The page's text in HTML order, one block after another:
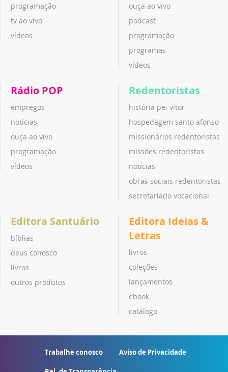
programação
tv ao vivo
vídeos
ouça ao vivo
podcast
programação
programas
vídeos
Rádio POP
empregos
notícias
ouça ao vivo
programação
vídeos
Redentoristas
história pe. vitor
hospedagem santo afonso
missionários redentoristas
missões redentoristas
notícias
obras sociais redentoristas
secretariado vocacional
Editora Santuário
bíblias
deus conosco
livros
outros produtos
Editora Ideias &
Letras
livros
coleções
lançamentos
ebook
catálogo
Trabalhe conosco Aviso de Privacidade